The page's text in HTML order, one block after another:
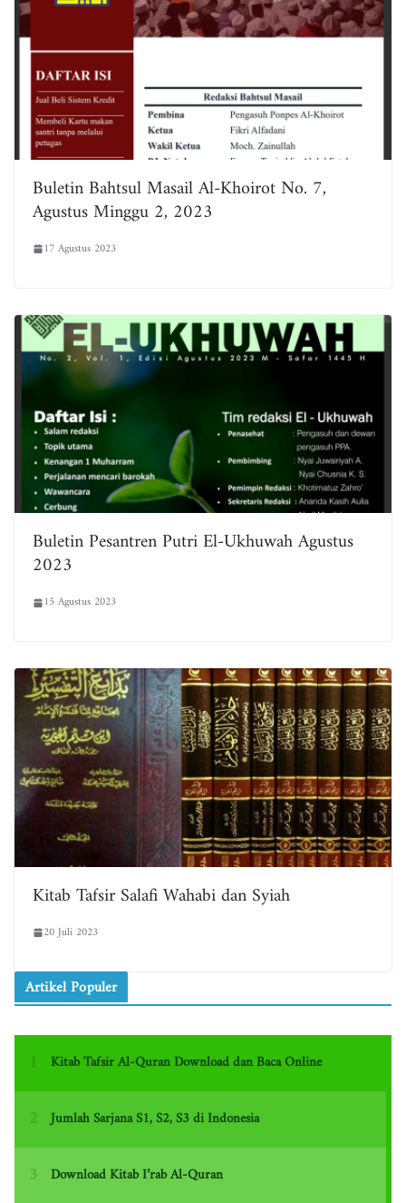
Buletin Bahtsul Masail Al-Khoirot No. 7,
Agustus Minggu 2, 2023
17 Agustus 2023
Buletin Pesantren Putri El-Ukhuwah Agustus
2023
15 Agustus 2023
Kitab Tafsir Salafi Wahabi dan Syiah
20 Juli 2023
Artikel Populer